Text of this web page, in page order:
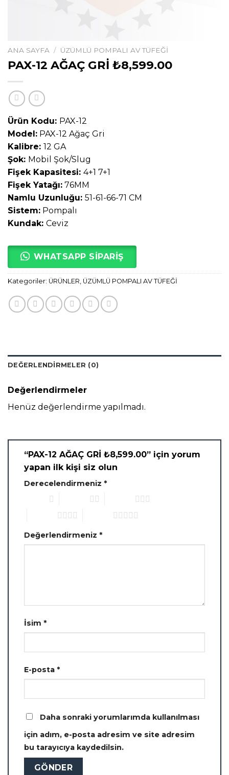
ANA SAYFA / ÜZÜMLÜ POMPALI AV TÜFEĞİ
PAX-12 AĞAÇ GRİ​ ₺8,599.00
Ürün Kodu: PAX-12
Model: PAX-12 Ağaç Gri
Kalibre: 12 GA
Şok: Mobil Şok/Slug
Fişek Kapasitesi: 4+1 7+1
Fişek Yatağı: 76MM
Namlu Uzunluğu: 51-61-66-71 CM
Sistem: Pompalı
Kundak: Ceviz
WHATSAPP SİPARİŞ
Kategoriler: ÜRÜNLER, ÜZÜMLÜ POMPALI AV TÜFEĞİ
DEĞERLENDIRMELER (0)
Değerlendirmeler
Henüz değerlendirme yapılmadı.
“PAX-12 AĞAÇ GRİ​ ₺8,599.00” için yorum
yapan ilk kişi siz olun
Derecelendirmeniz *
Değerlendirmeniz *
İsim *
E-posta *
Daha sonraki yorumlarımda kullanılması
için adım, e-posta adresim ve site adresim
bu tarayıcıya kaydedilsin.